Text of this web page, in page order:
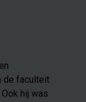
de faculteit
hij was